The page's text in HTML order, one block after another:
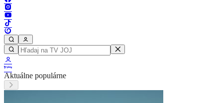
Aktuálne populárne